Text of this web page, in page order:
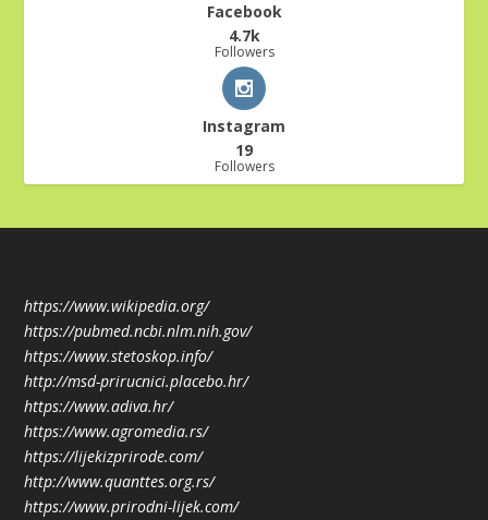
Facebook
4.7k
Followers
Instagram
19
Followers
https://www.wikipedia.org/
https://pubmed.ncbi.nlm.nih.gov/
https://www.stetoskop.info/
http://msd-prirucnici.placebo.hr/
https://www.adiva.hr/
https://www.agromedia.rs/
https://lijekizprirode.com/
http://www.quanttes.org.rs/
https://www.prirodni-lijek.com/